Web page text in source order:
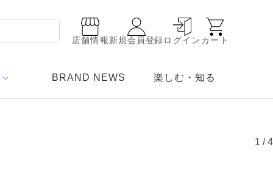
店舗情報新規会員登録ログイン カート
BRAND NEWS 楽しむ・知る
1 /4